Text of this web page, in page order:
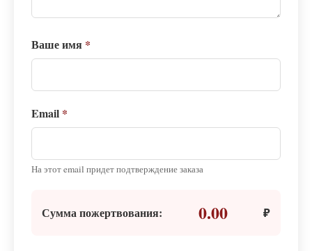
Ваше имя *
Email *
На этот email придет подтверждение заказа
Сумма пожертвования: 0.00 ₽